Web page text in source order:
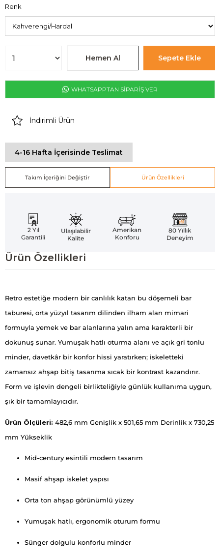
Renk
WHATSAPPTAN SİPARİŞ VER
İndirimli Ürün
4-16 Hafta İçerisinde Teslimat
Takım İçeriğini Değiştir Ürün Özellikleri
2 Yıl
Garantili
Ulaşılabilir
Kalite
Amerikan
Konforu
80 Yıllık
Deneyim
Ürün Özellikleri
Retro estetiğe modern bir canlılık katan bu döşemeli bar
taburesi, orta yüzyıl tasarım dilinden ilham alan mimari
formuyla yemek ve bar alanlarına yalın ama karakterli bir
dokunuş sunar. Yumuşak hatlı oturma alanı ve açık gri tonlu
minder, davetkâr bir konfor hissi yaratırken; iskeletteki
zamansız ahşap bitiş tasarıma sıcak bir kontrast kazandırır.
Form ve işlevin dengeli birlikteliğiyle günlük kullanıma uygun,
şık bir tamamlayıcıdır.
Ürün Ölçüleri: 482,6 mm Genişlik x 501,65 mm Derinlik x 730,25
mm Yükseklik
Mid-century esintili modern tasarım
Masif ahşap iskelet yapısı
Orta ton ahşap görünümlü yüzey
Yumuşak hatlı, ergonomik oturum formu
Sünger dolgulu konforlu minder